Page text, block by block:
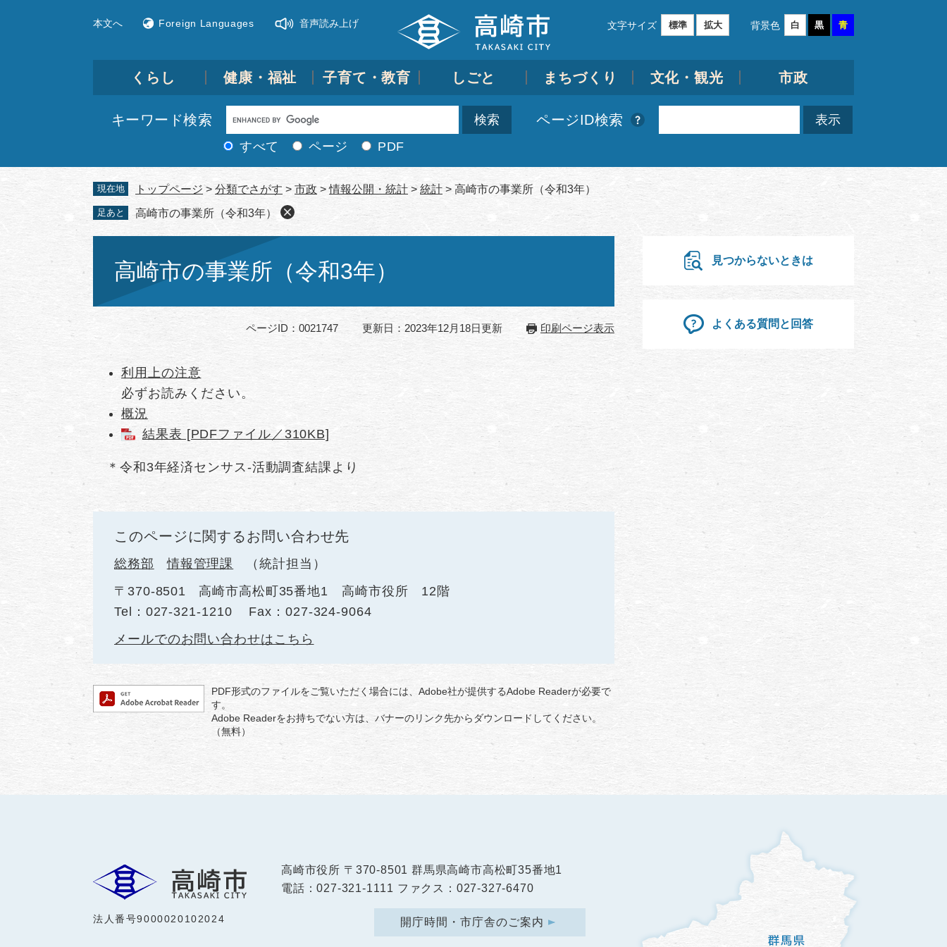
本文へ Foreign Languages 音声読み上げ 文字サイズ 標準 拡大 背景色 白 黒 青
くらし 健康・福祉 子育て・教育 しごと まちづくり 文化・観光 市政
キーワード検索
Google
カ
検
すべて ページ PDF
ページID検索
現在地 トップページ > 分類でさがす > 市政 >情報公開・統計 > 統計 > 高崎市の事業所（令和3年）
足あと 高崎市の事業所（令和3年）
高崎市の事業所（令和3年）
ページID：0021747 更新日：2023年12月18日更新 印刷ページ表示
利用上の注意
必ずお読みください。
概況
結果表 [PDFファイル／310KB]
＊令和3年経済センサス-活動調査結課より
このページに関するお問い合わせ先
総務部 情報管理課
統計担当
〒370-8501
高崎市高松町35番地1 高崎市役所 12階
Tel：027-321-1210
Fax：027-324-9064
メールでのお問い合わせはこちら
PDF形式のファイルをご覧いただく場合には、Adobe社が提供するAdobe Readerが必要で
す。
Adobe Readerをお持ちでない方は、バナーのリンク先からダウンロードしてください。
（無料）
見つからないときは
よくある質問と回答
法人番号9000020102024
高崎市役所 〒370-8501 群馬県高崎市高松町35番地1
電話：027-321-1111 ファクス：027-327-6470
開庁時間・市庁舎のご案内